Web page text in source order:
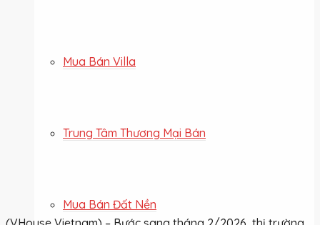
Mua Bán Villa
Trung Tâm Thương Mại Bán
Mua Bán Đất Nền